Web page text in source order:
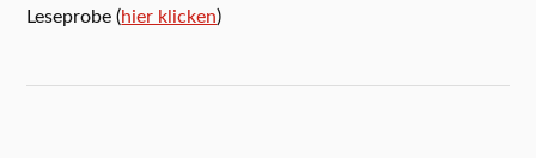
Leseprobe (hier klicken)